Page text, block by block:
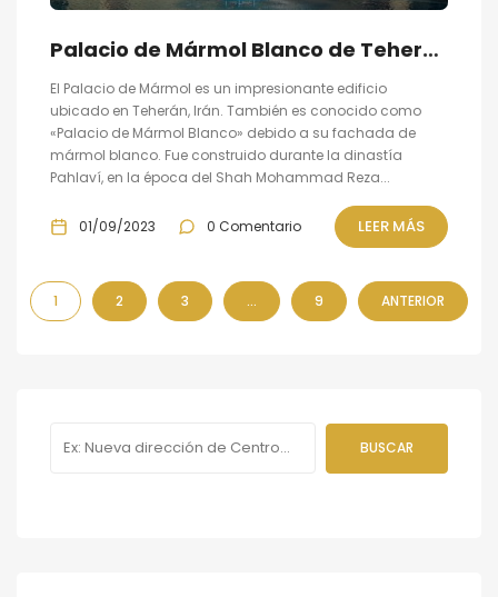
Palacio de Mármol Blanco de Teherán
El Palacio de Mármol es un impresionante edificio
ubicado en Teherán, Irán. También es conocido como
«Palacio de Mármol Blanco» debido a su fachada de
mármol blanco. Fue construido durante la dinastía
Pahlaví, en la época del Shah Mohammad Reza...
01/09/2023 0 Comentario LEER MÁS
1 2 3 … 9 ANTERIOR